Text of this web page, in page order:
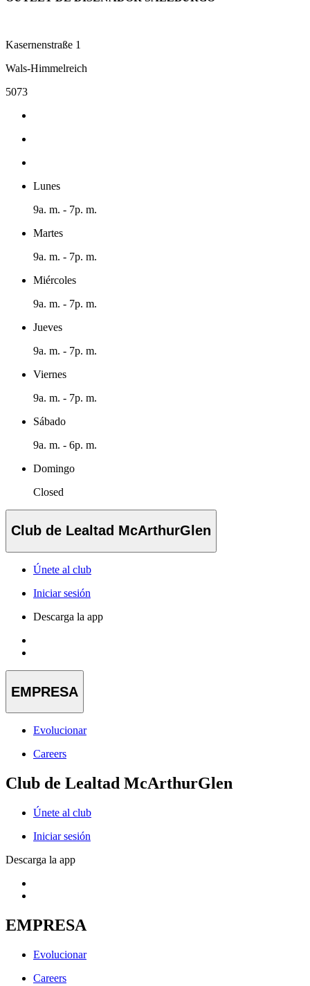
Kasernenstraße 1
Wals-Himmelreich
5073
Lunes
9a. m. - 7p. m.
Martes
9a. m. - 7p. m.
Miércoles
9a. m. - 7p. m.
Jueves
9a. m. - 7p. m.
Viernes
9a. m. - 7p. m.
Sábado
9a. m. - 6p. m.
Domingo
Closed
Club de Lealtad McArthurGlen
Únete al club
Iniciar sesión
Descarga la app
EMPRESA
Evolucionar
Careers
Club de Lealtad McArthurGlen
Únete al club
Iniciar sesión
Descarga la app
EMPRESA
Evolucionar
Careers